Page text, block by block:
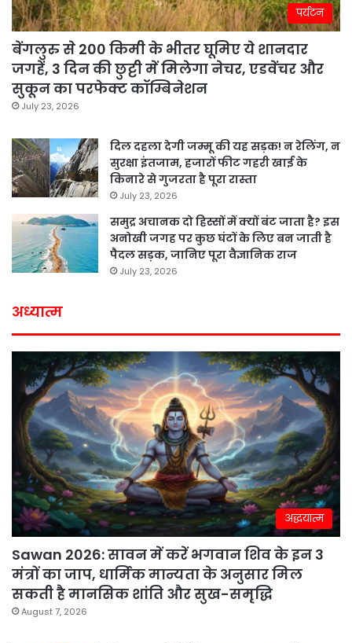
पर्यटन
बेंगलुरु से 200 किमी के भीतर घूमिए ये शानदार
जगहें, 3 दिन की छुट्टी में मिलेगा नेचर, एडवेंचर और
सुकून का परफेक्ट कॉम्बिनेशन
July 23, 2026
दिल दहला देगी जम्मू की यह सड़क! न रेलिंग, न
सुरक्षा इंतजाम, हजारों फीट गहरी खाई के
किनारे से गुजरता है पूरा रास्ता
July 23, 2026
समुद्र अचानक दो हिस्सों में क्यों बंट जाता है? इस
अनोखी जगह पर कुछ घंटों के लिए बन जाती है
पैदल सड़क, जानिए पूरा वैज्ञानिक राज
July 23, 2026
अध्यात्म
अद्धयात्म
Sawan 2026: सावन में करें भगवान शिव के इन 3
मंत्रों का जाप, धार्मिक मान्यता के अनुसार मिल
सकती है मानसिक शांति और सुख-समृद्धि
August 7, 2026